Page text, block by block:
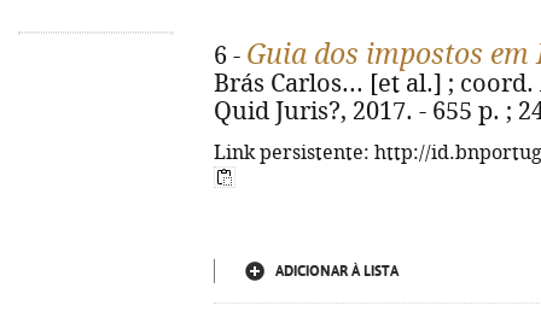
6 - Guia dos impostos
Brás Carlos... [et al.] ;
Quid Juris?, 2017. - 655 p. ;
Link persistente: http://
ADICIONAR À LISTA